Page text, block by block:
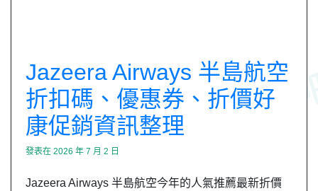
Jazeera Airways 半島航空
折扣碼、優惠券、折價好
康促銷資訊整理
發表在 2026 年 7 月 2 日
Jazeera Airways 半島航空今年的人氣推薦最新折價